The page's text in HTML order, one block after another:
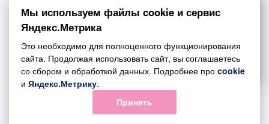
+7 (495) 970-44-75
Почта:
mail@esta-fiesta.ru
Режим работы интернет-магазина:
ПН-ВС с 09:00 до 21:00
Telegram
Обратный звонок
Мы используем файлы cookie и сервис
Яндекс.Метрика
Это необходимо для полноценного функционирования
сайта. Продолжая использовать сайт, вы соглашаетесь
со сбором и обработкой данных. Подробнее про cookie
и Яндекс.Метрику.
Принять